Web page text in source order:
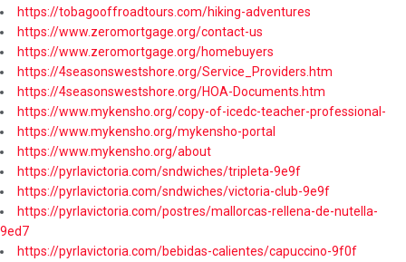
https://tobagooffroadtours.com/hiking-adventures
https://www.zeromortgage.org/contact-us
https://www.zeromortgage.org/homebuyers
https://4seasonswestshore.org/Service_Providers.htm
https://4seasonswestshore.org/HOA-Documents.htm
https://www.mykensho.org/copy-of-icedc-teacher-professional-
https://www.mykensho.org/mykensho-portal
https://www.mykensho.org/about
https://pyrlavictoria.com/sndwiches/tripleta-9e9f
https://pyrlavictoria.com/sndwiches/victoria-club-9e9f
https://pyrlavictoria.com/postres/mallorcas-rellena-de-nutella-
9ed7
https://pyrlavictoria.com/bebidas-calientes/capuccino-9f0f